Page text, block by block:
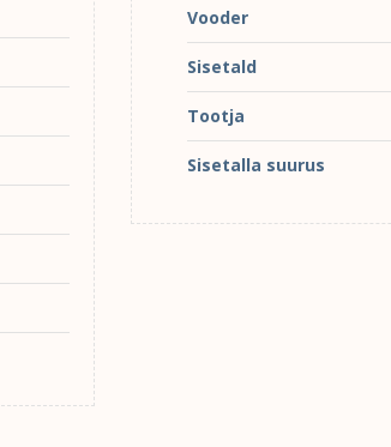
Vooder
Sisetald
Tootja
Sisetalla suurus